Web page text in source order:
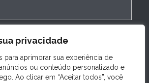
privacidade
para aprimorar sua experiência de
ou conteúdo personalizado e
Ao clicar em “Aceitar todos”, você